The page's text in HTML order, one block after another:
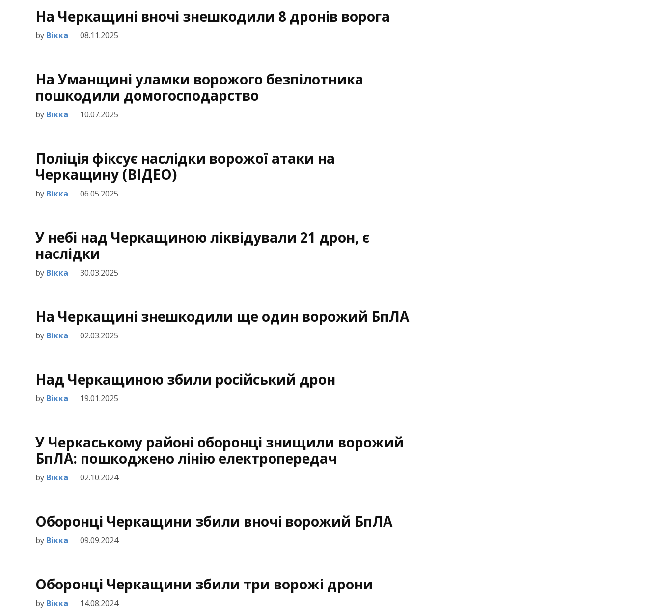
На Черкащині вночі знешкодили 8 дронів ворога
by Вікка 08.11.2025
На Уманщині уламки ворожого безпілотника
пошкодили домогосподарство
by Вікка 10.07.2025
Поліція фіксує наслідки ворожої атаки на
Черкащину (ВІДЕО)
by Вікка 06.05.2025
У небі над Черкащиною ліквідували 21 дрон, є
наслідки
by Вікка 30.03.2025
На Черкащині знешкодили ще один ворожий БпЛА
by Вікка 02.03.2025
Над Черкащиною збили російський дрон
by Вікка 19.01.2025
У Черкаському районі оборонці знищили ворожий
БпЛА: пошкоджено лінію електропередач
by Вікка 02.10.2024
Оборонці Черкащини збили вночі ворожий БпЛА
by Вікка 09.09.2024
Оборонці Черкащини збили три ворожі дрони
by Вікка 14.08.2024